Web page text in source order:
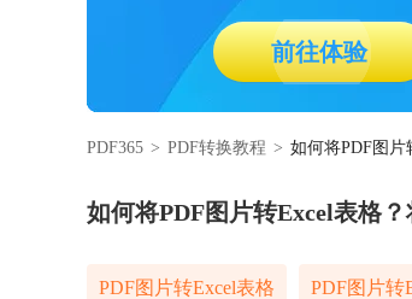
前往体验
PDF365 > PDF转换教程 > 如何将PDF图片
如何将PDF图片转Excel表格
PDF图片转Excel表格 PDF图片转